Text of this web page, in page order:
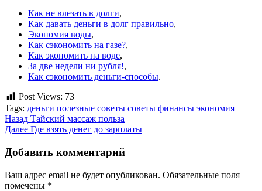
Как не влезать в долги,
Как давать деньги в долг правильно,
Экономия воды,
Как сэкономить на газе?,
Как экономить на воде,
За две недели ни рубля!,
Как сэкономить деньги-способы.
Post Views: 73
Tags: деньги полезные советы советы финансы экономия
Продолжить
чтение
Назад Тайский массаж польза
Далее Где взять денег до зарплаты
Добавить комментарий
Ваш адрес email не будет опубликован. Обязательные поля
помечены *